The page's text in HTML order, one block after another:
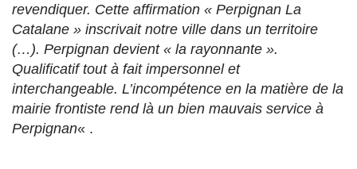
revendiquer. Cette affirmation « Perpignan La
Catalane » inscrivait notre ville dans un territoire
(…). Perpignan devient « la rayonnante ».
Qualificatif tout à fait impersonnel et
interchangeable. L’incompétence en la matière de la
mairie frontiste rend là un bien mauvais service à
Perpignan« .